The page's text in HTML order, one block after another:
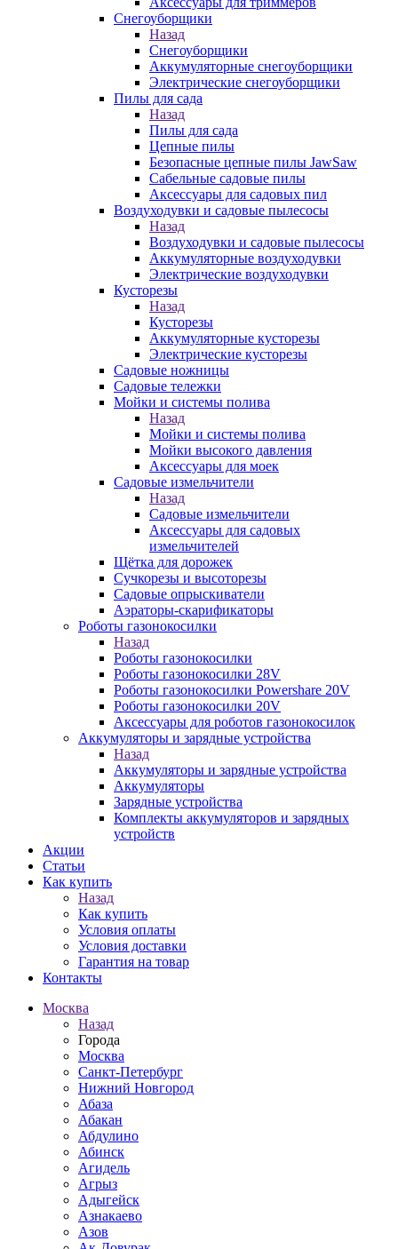
Снегоуборщики
Назад
Снегоуборщики
Аккумуляторные снегоуборщики
Электрические снегоуборщики
Пилы для сада
Назад
Пилы для сада
Цепные пилы
Безопасные цепные пилы JawSaw
Сабельные садовые пилы
Аксессуары для садовых пил
Воздуходувки и садовые пылесосы
Назад
Воздуходувки и садовые пылесосы
Аккумуляторные воздуходувки
Электрические воздуходувки
Кусторезы
Назад
Кусторезы
Аккумуляторные кусторезы
Электрические кусторезы
Садовые ножницы
Садовые тележки
Мойки и системы полива
Назад
Мойки и системы полива
Мойки высокого давления
Аксессуары для моек
Садовые измельчители
Назад
Садовые измельчители
Аксессуары для садовых
измельчителей
Щётка для дорожек
Сучкорезы и высоторезы
Садовые опрыскиватели
Аэраторы-скарификаторы
Роботы газонокосилки
Назад
Роботы газонокосилки
Роботы газонокосилки 28V
Роботы газонокосилки Powershare 20V
Роботы газонокосилки 20V
Аксессуары для роботов газонокосилок
Аккумуляторы и зарядные устройства
Назад
Аккумуляторы и зарядные устройства
Аккумуляторы
Зарядные устройства
Комплекты аккумуляторов и зарядных
устройств
Акции
Статьи
Как купить
Назад
Как купить
Условия оплаты
Условия доставки
Гарантия на товар
Контакты
Москва
Назад
Города
Москва
Санкт-Петербург
Нижний Новгород
Абаза
Абакан
Абдулино
Абинск
Агидель
Агрыз
Адыгейск
Азнакаево
Азов